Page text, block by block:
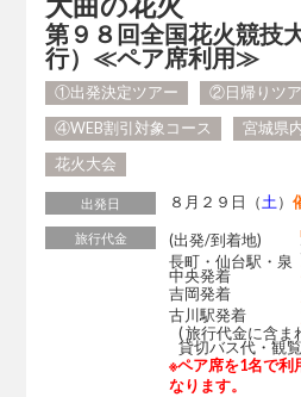
第９８回全国花火競技
行）≪ペア席利用≫
①出発決定ツアー
②日帰りツ
④WEB割引対象コース
宮城県
花火大会
出発日 ８月２９日（ 土 ）
旅行代金 (出発/到着地)
長町・仙台駅・泉
中央発着
吉岡発着
古川駅発着
( 旅行代金に含ま
貸切バス代・観
※ペア席を1名で利
なります。